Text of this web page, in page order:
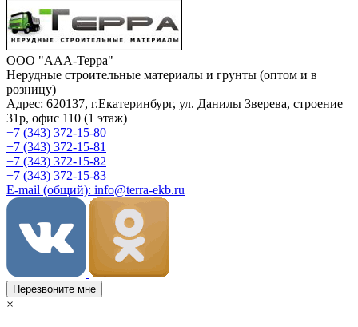
ООО "ААА-Терра"
Нерудные строительные материалы и грунты (оптом и в
розницу)
Адрес: 620137, г.Екатеринбург, ул. Данилы Зверева, строение
31р, офис 110 (1 этаж)
+7 (343) 372-15-80
+7 (343) 372-15-81
+7 (343) 372-15-82
+7 (343) 372-15-83
E-mail (общий): info@terra-ekb.ru
Перезвоните мне
×